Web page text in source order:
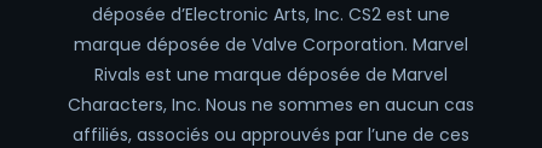
déposée d’Electronic Arts, Inc. CS2 est une
marque déposée de Valve Corporation. Marvel
Rivals est une marque déposée de Marvel
Characters, Inc. Nous ne sommes en aucun cas
affiliés, associés ou approuvés par l’une de ces